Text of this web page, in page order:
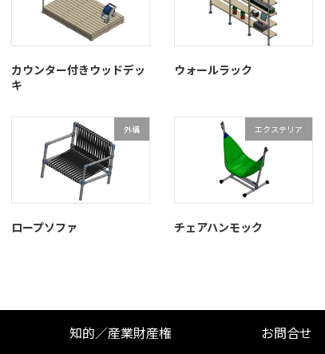
カウンター付きウッドデッ
キ
ウォールラック
外構
ロープソファ
エクステリア
チェアハンモック
知的／産業財産権 お問合せ